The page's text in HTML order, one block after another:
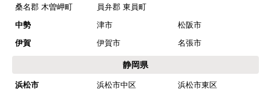
桑名郡 木曽岬町
員弁郡 東員町
中勢
津市
松阪市
伊賀
伊賀市 名張市
静岡県
浜松市 浜松市中区
浜松市東区